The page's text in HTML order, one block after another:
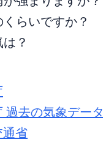
らいですか？
？
過去の気象データ
通省